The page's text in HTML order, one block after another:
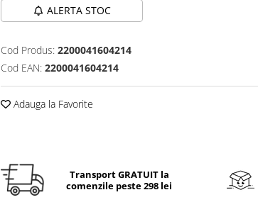
ALERTA STOC
Cod Produs: 2200041604214
Cod EAN: 2200041604214
Adauga la Favorite
Transport GRATUIT la
comenzile peste 298 lei